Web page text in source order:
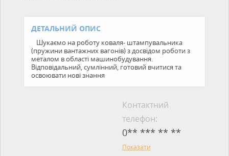
ДЕТАЛЬНИЙ ОПИС
Шукаємо на роботу коваля- штампувальника
(пружини вантажних вагонів) з досвідом роботи з
металом в області машинобудування.
Відповідальний, сумлінний, готовий вчитися та
освоювати нові знання
Контактний
телефон:
0** *** ** **
Показати